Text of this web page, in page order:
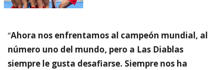
“Ahora nos enfrentamos al campeón mundial, al
número uno del mundo, pero a Las Diablas
siempre le gusta desafiarse. Siempre nos ha